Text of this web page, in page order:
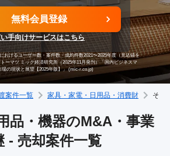
へ
無料会員登録
手向けサービスはこちら
おけるユーザー数・案件数・成約件数2021〜2025年度（見込値を
ーマツ ミック経済研究所（2025年11月発刊）「国内ビジネスマ
の現状と展望【2025年版】」 (mic-r.co.jp)
案件一覧 家具・家電・日用品・消費財 その
品・機器のM&A・事業
- 売却案件一覧